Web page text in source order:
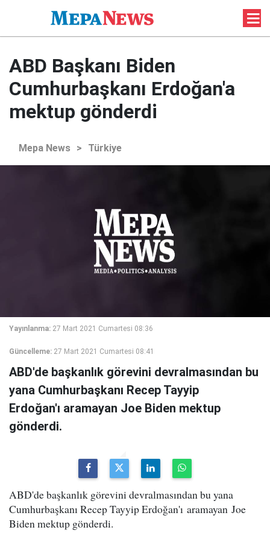
ABD Başkanı Biden
Cumhurbaşkanı Erdoğan'a
mektup gönderdi
Mepa News > Türkiye
Yayınlanma: 27 Mart 2021 Cumartesi 08:36
Güncelleme: 27 Mart 2021 Cumartesi 08:41
ABD'de başkanlık görevini devralmasından bu
yana Cumhurbaşkanı Recep Tayyip
Erdoğan'ı aramayan Joe Biden mektup
gönderdi.
ABD'de başkanlık görevini devralmasından bu yana
Cumhurbaşkanı Recep Tayyip Erdoğan'ı aramayan Joe
Biden mektup gönderdi.